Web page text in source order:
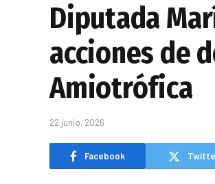
Diputada
acciones de
Amiotrófica
22 junio, 2026
Facebook